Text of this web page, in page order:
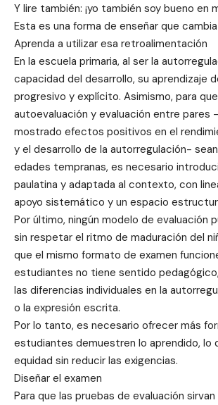
Y lire también: ¡yo también soy bueno en
Esta es una forma de enseñar que
Aprenda a utilizar esa retroalimentación
En la escuela primaria, al ser la
capacidad del desarrollo, su aprendizaje
progresivo y explícito. Asimismo, para
autoevaluación y evaluación entre pares
mostrado efectos positivos en el
y el desarrollo de la autorregulación-
edades tempranas, es necesario
paulatina y adaptada al contexto, con
apoyo sistemático y un espacio
Por último, ningún modelo de evaluación
sin respetar el ritmo de maduración del
que el mismo formato de examen
estudiantes no tiene sentido
las diferencias individuales en la
o la expresión escrita.
Por lo tanto, es necesario ofrecer más
estudiantes demuestren lo aprendido, lo
equidad sin reducir las exigencias.
Diseñar el examen
Para que las pruebas de evaluación